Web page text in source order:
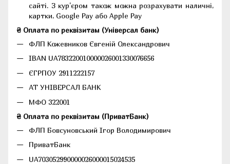
сайті. З кур'єром також можна розрахувати наличні,
картки, Google Pay або Apple Pay
₴ Оплата по реквізитам (Універсал банк)
ФЛП Кожевников Євгеній Олександрович
IBAN UA783220010000026001330076656
ЄГРПОУ 2911222157
АТ УНІВЕРСАЛ БАНК
МФО 322001
₴ Оплата по реквізитам (ПриватБанк)
ФЛП Бовсуновський Ігор Володимирович
ПриватБанк
UA703052990000026000015024535